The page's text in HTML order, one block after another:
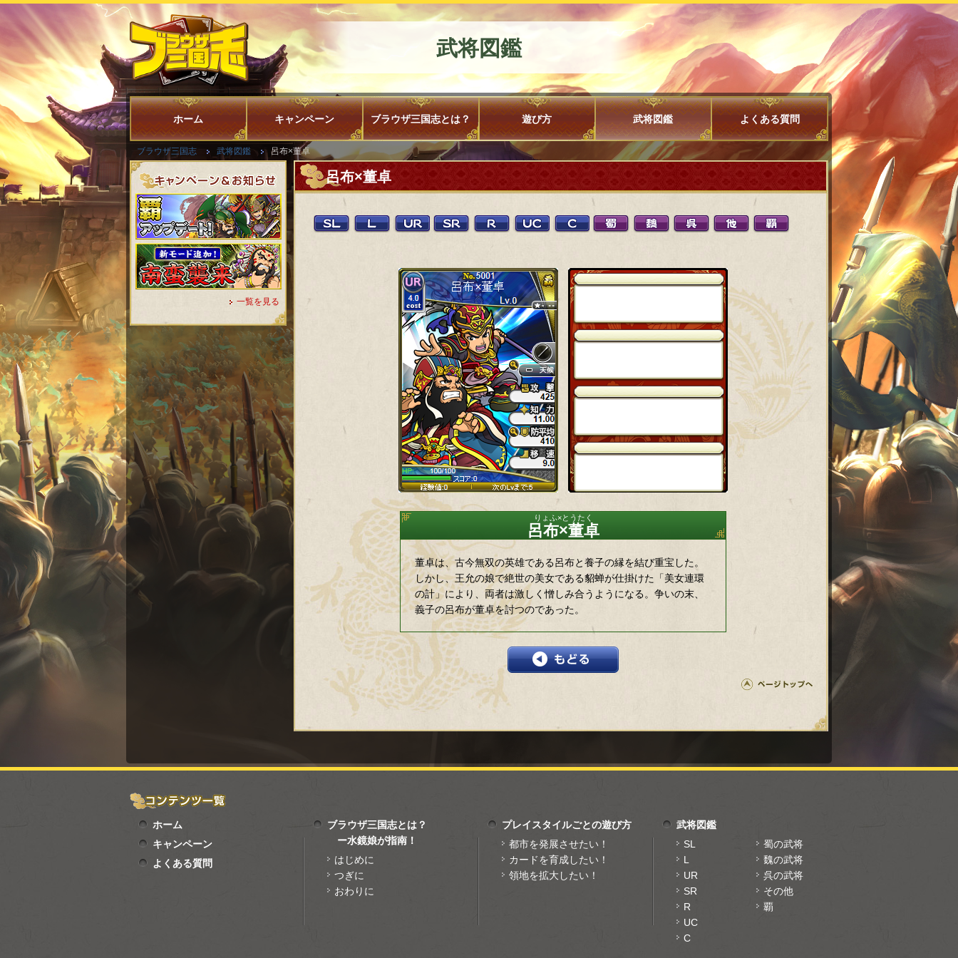
武将図鑑
ホーム キャンペーン ブラウザ三国志とは？ 遊び方 武将図鑑 よくある質問
ブラウザ三国志 武将図鑑 呂布×董卓
一覧を見る
呂布×董卓
呂布×董卓
董卓は、古今無双の英雄である呂布と養子の縁を結び重宝した。
しかし、王允の娘で絶世の美女である貂蝉が仕掛けた「美女連環
の計」により、両者は激しく憎しみ合うようになる。争いの末、
義子の呂布が董卓を討つのであった。
ホーム
キャンペーン
よくある質問
ブラウザ三国志とは？
ー水鏡娘が指南！
はじめに
つぎに
おわりに
プレイスタイルごとの遊び方
都市を発展させたい！
カードを育成したい！
領地を拡大したい！
武将図鑑
SL
L
UR
SR
R
UC
C
蜀の武将
魏の武将
呉の武将
その他
覇